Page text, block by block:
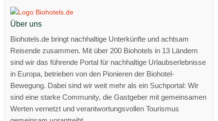
Über uns
Biohotels.de bringt nachhaltige Unterkünfte und achtsam
Reisende zusammen. Mit über 200 Biohotels in 13 Ländern
sind wir das führende Portal für nachhaltige Urlaubserlebnisse
in Europa, betrieben von den Pionieren der Biohotel-
Bewegung. Dabei sind wir weit mehr als ein Suchportal: Wir
sind eine starke Community, die Gastgeber mit gemeinsamen
Werten vernetzt und verantwortungsvollen Tourismus